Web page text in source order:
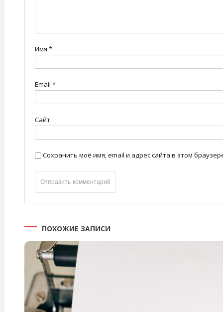
Имя *
Email *
Сайт
Сохранить моё имя, email и адрес сайта в этом
ПОХОЖИЕ ЗАПИСИ